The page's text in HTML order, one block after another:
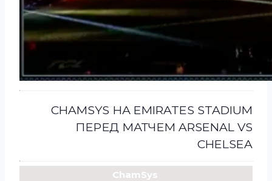
CHAMSYS НА EMIRATES STADIUM
ПЕРЕД МАТЧЕМ ARSENAL VS
CHELSEA
ChamSys